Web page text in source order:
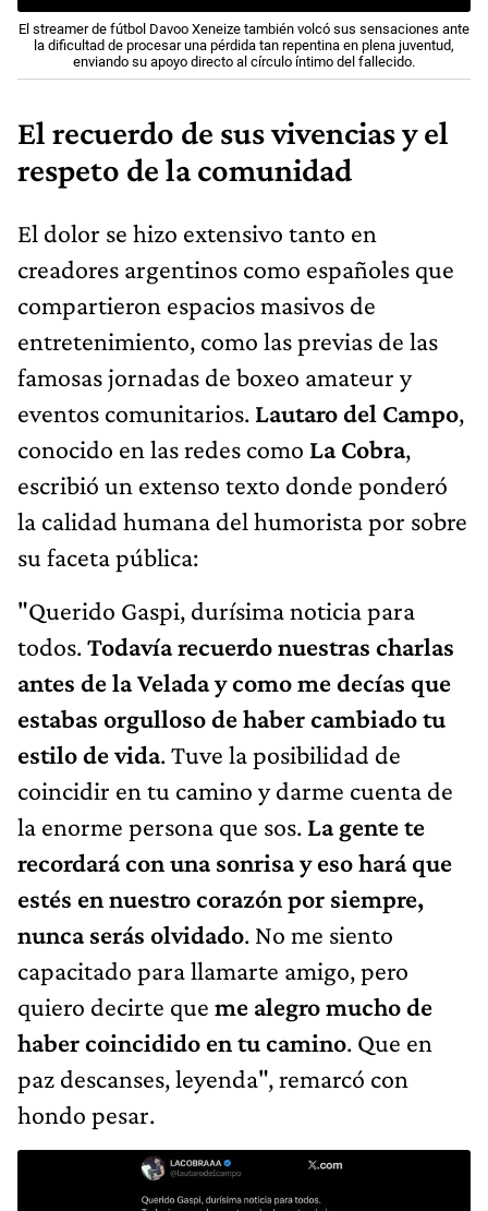
El streamer de fútbol Davoo Xeneize también volcó sus sensaciones ante
la dificultad de procesar una pérdida tan repentina en plena juventud,
enviando su apoyo directo al círculo íntimo del fallecido.
El recuerdo de sus vivencias y el
respeto de la comunidad
El dolor se hizo extensivo tanto en
creadores argentinos como españoles que
compartieron espacios masivos de
entretenimiento, como las previas de las
famosas jornadas de boxeo amateur y
eventos comunitarios. Lautaro del Campo,
conocido en las redes como La Cobra,
escribió un extenso texto donde ponderó
la calidad humana del humorista por sobre
su faceta pública:
"Querido Gaspi, durísima noticia para
todos.Todavía recuerdo nuestras charlas
antes de la Velada y como me decías que
estabas orgulloso de haber cambiado tu
estilo de vida. Tuve la posibilidad de
coincidir en tu camino y darme cuenta de
la enorme persona que sos. La gente te
recordará con una sonrisa y eso hará que
estés en nuestro corazón por siempre,
nunca serás olvidado. No me siento
capacitado para llamarte amigo, pero
quiero decirte que me alegro mucho de
haber coincidido en tu camino. Que en
paz descanses, leyenda", remarcó con
hondo pesar.